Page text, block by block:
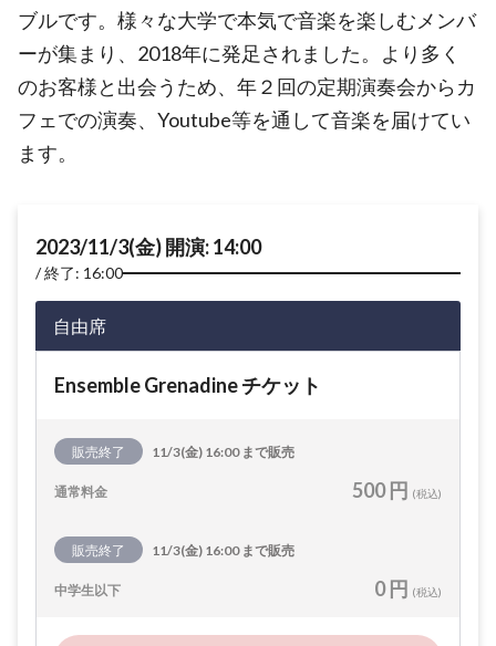
ブルです。様々な大学で本気で音楽を楽しむメンバ
ーが集まり、2018年に発足されました。より多く
のお客様と出会うため、年２回の定期演奏会からカ
フェでの演奏、Youtube等を通して音楽を届けてい
ます。
2023/11/3(金) 開演: 14:00
終了: 16:00
自由席
Ensemble Grenadine チケット
販売終了 11/3(金) 16:00 まで販売
通常料金 500 円 (税込)
販売終了 11/3(金) 16:00 まで販売
中学生以下 0 円 (税込)